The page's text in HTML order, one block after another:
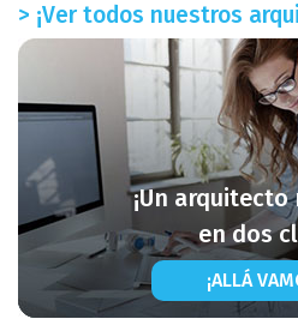
> ¡Ver todos nuestros
¡Un
en dos
¡ALLÁ